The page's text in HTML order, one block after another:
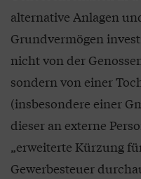
alternative Anlagen
Grundvermögen
nicht von der
sondern von einer
(insbesondere einer
dieser an externe
„erweiterte Kürzung
Gewerbesteuer